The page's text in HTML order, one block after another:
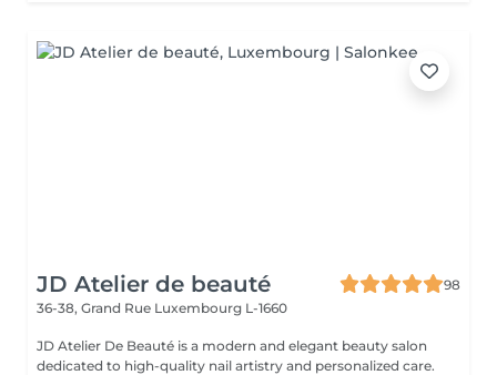
JD Atelier de beauté
98
36-38, Grand Rue Luxembourg L-1660
JD Atelier De Beauté is a modern and elegant beauty salon
dedicated to high-quality nail artistry and personalized care.